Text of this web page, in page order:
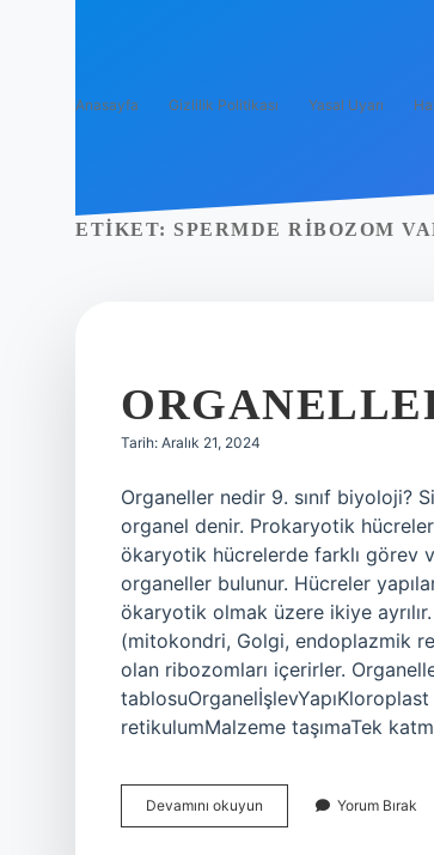
Anasayfa Gizlilik Politikası Yasal Uyarı
ETIKET: SPERMDE RIBOZOM
Tarih: Aralık 21, 2024
Organeller nedir 9. sınıf biyoloji?
organel denir. Prokaryotik
ökaryotik hücrelerde farklı görev
organeller bulunur. Hücreler
ökaryotik olmak üzere ikiye
(mitokondri, Golgi, endoplazmik
olan ribozomları içerirler.
retikulumMalzeme taşımaTek
Devamını okuyun Organeller
Kaça
Yorum Bırak